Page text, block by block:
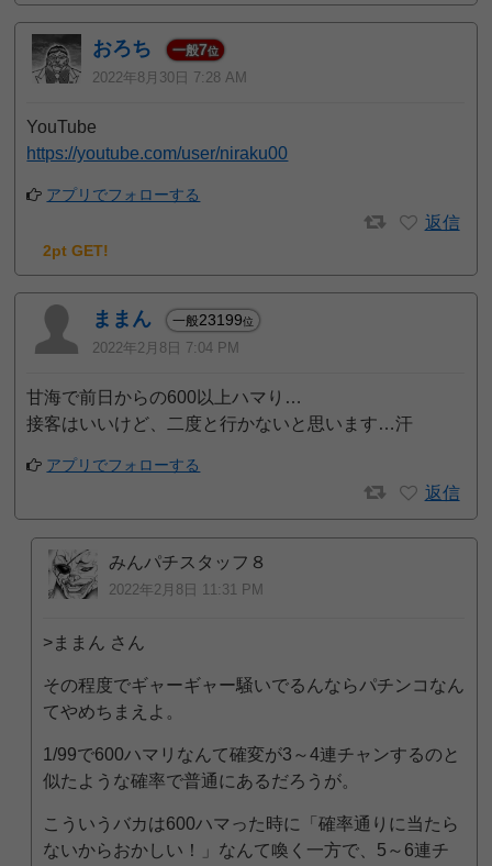
おろち 一般7位
2022年8月30日 7:28 AM
YouTube
https://youtube.com/user/niraku00
アプリでフォローする
返信
2pt GET!
ままん 一般23199位
2022年2月8日 7:04 PM
甘海で前日からの600以上ハマり…
接客はいいけど、二度と行かないと思います…汗
アプリでフォローする
返信
みんパチスタッフ８
2022年2月8日 11:31 PM
>ままん さん
その程度でギャーギャー騒いでるんならパチンコなん
てやめちまえよ。
1/99で600ハマリなんて確変が3～4連チャンするのと
似たような確率で普通にあるだろうが。
こういうバカは600ハマった時に「確率通りに当たら
ないからおかしい！」なんて喚く一方で、5～6連チ